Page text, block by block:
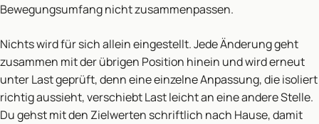
Bewegungsumfang nicht zusammenpassen.
Nichts wird für sich allein eingestellt. Jede Änderung geht
zusammen mit der übrigen Position hinein und wird erneut
unter Last geprüft, denn eine einzelne Anpassung, die isoliert
richtig aussieht, verschiebt Last leicht an eine andere Stelle.
Du gehst mit den Zielwerten schriftlich nach Hause, damit